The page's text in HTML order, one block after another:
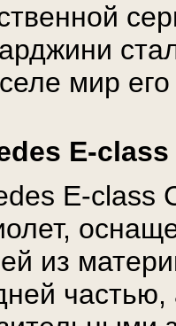
мир его
E-
E-class
из